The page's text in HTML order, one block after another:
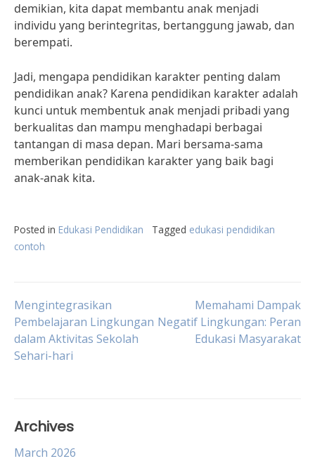
demikian, kita dapat membantu anak menjadi
individu yang berintegritas, bertanggung jawab, dan
berempati.
Jadi, mengapa pendidikan karakter penting dalam
pendidikan anak? Karena pendidikan karakter adalah
kunci untuk membentuk anak menjadi pribadi yang
berkualitas dan mampu menghadapi berbagai
tantangan di masa depan. Mari bersama-sama
memberikan pendidikan karakter yang baik bagi
anak-anak kita.
Posted in Edukasi Pendidikan Tagged edukasi pendidikan
contoh
Post
navigation
Mengintegrasikan
Pembelajaran Lingkungan
dalam Aktivitas Sekolah
Sehari-hari
Memahami Dampak
Negatif Lingkungan: Peran
Edukasi Masyarakat
Archives
March 2026